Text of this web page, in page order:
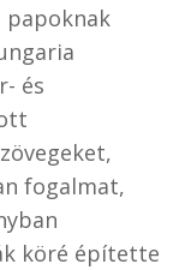
papoknak
és
fogalmat,
köré építette